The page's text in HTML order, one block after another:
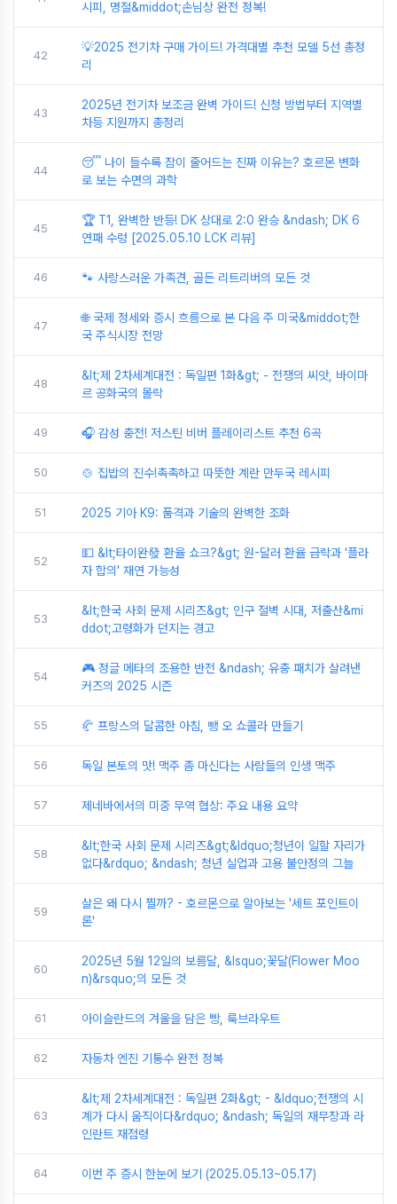
시피, 명절&middot;손님상 완전 정복!
42
💡2025 전기차 구매 가이드! 가격대별 추천 모델 5선 총정
리
43
2025년 전기차 보조금 완벽 가이드! 신청 방법부터 지역별
차등 지원까지 총정리
44
😴 나이 들수록 잠이 줄어드는 진짜 이유는? 호르몬 변화
로 보는 수면의 과학
45
🏆 T1, 완벽한 반등! DK 상대로 2:0 완승 &ndash; DK 6
연패 수렁 [2025.05.10 LCK 리뷰]
46 🐾 사랑스러운 가족견, 골든 리트리버의 모든 것
47
🌐 국제 정세와 증시 흐름으로 본 다음 주 미국&middot;한
국 주식시장 전망
48
&lt;제 2차세계대전 : 독일편 1화&gt; - 전쟁의 씨앗, 바이마
르 공화국의 몰락
49 🎧 감성 충전! 저스틴 비버 플레이리스트 추천 6곡
50 🍲 집밥의 진수!촉촉하고 따뜻한 계란 만두국 레시피
51 2025 기아 K9: 품격과 기술의 완벽한 조화
52
💵 &lt;타이완發 환율 쇼크?&gt; 원-달러 환율 급락과 '플라
자 합의' 재연 가능성
53
&lt;한국 사회 문제 시리즈&gt; 인구 절벽 시대, 저출산&mi
ddot;고령화가 던지는 경고
54
🎮 정글 메타의 조용한 반전 &ndash; 유충 패치가 살려낸
커즈의 2025 시즌
55 🥐 프랑스의 달콤한 아침, 뺑 오 쇼콜라 만들기
56 독일 본토의 맛! 맥주 좀 마신다는 사람들의 인생 맥주
57 제네바에서의 미중 무역 협상: 주요 내용 요약
58
&lt;한국 사회 문제 시리즈&gt;&ldquo;청년이 일할 자리가
없다&rdquo; &ndash; 청년 실업과 고용 불안정의 그늘
59
살은 왜 다시 찔까? - 호르몬으로 알아보는 '세트 포인트이
론'
60
2025년 5월 12일의 보름달, &lsquo;꽃달(Flower Moo
n)&rsquo;의 모든 것
61 아이슬란드의 겨울을 담은 빵, 룩브라우트
62 자동차 엔진 기통수 완전 정복
63
&lt;제 2차세계대전 : 독일편 2화&gt; - &ldquo;전쟁의 시
계가 다시 움직이다&rdquo; &ndash; 독일의 재무장과 라
인란트 재점령
64 이번 주 증시 한눈에 보기 (2025.05.13~05.17)